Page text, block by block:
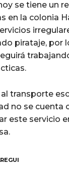
se tiene un
en la colonia
pirataje, por
transporte
no se cuenta
este servicio